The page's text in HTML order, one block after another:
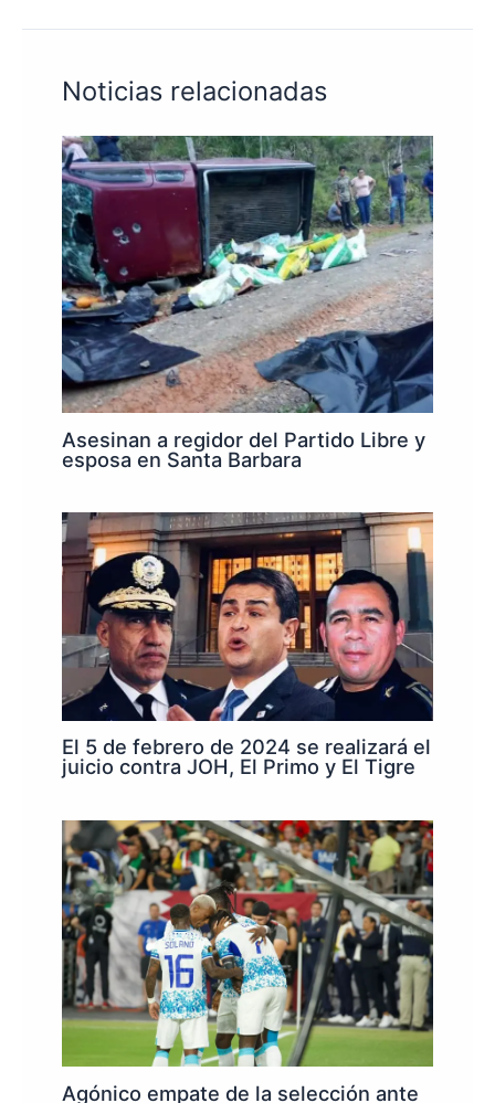
Noticias relacionadas
Asesinan a regidor del Partido Libre y
esposa en Santa Barbara
El 5 de febrero de 2024 se realizará el
juicio contra JOH, El Primo y El Tigre
Agónico empate de la selección ante